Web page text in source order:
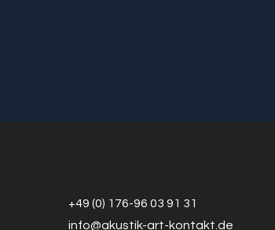
+49 (0) 176-96 03 91 31
info@akustik-art-kontakt.de